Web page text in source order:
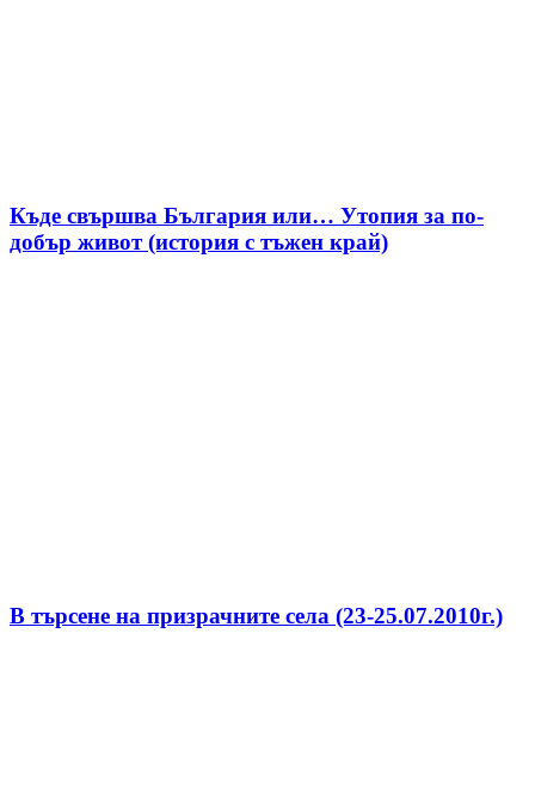
Къде свършва България или… Утопия за по-
добър живот (история с тъжен край)
В търсене на призрачните села (23-25.07.2010г.)